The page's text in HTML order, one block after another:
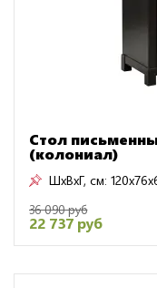
Стол
(колониал)
ШxВxГ, см:
36 090 руб
22 737 руб